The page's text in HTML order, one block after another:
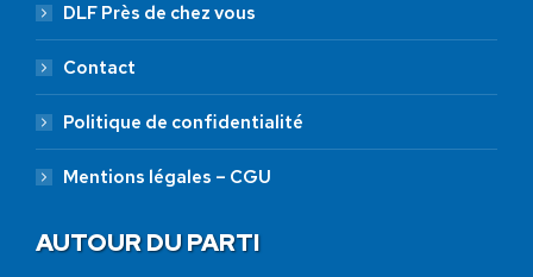
DLF Près de chez vous
Contact
Politique de confidentialité
Mentions légales – CGU
AUTOUR DU PARTI